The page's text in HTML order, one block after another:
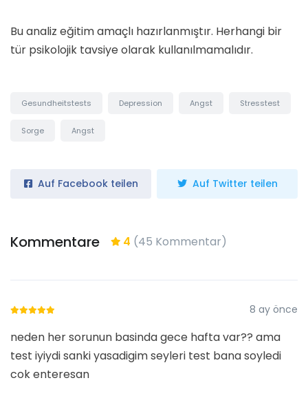
Bu analiz eğitim amaçlı hazırlanmıştır. Herhangi bir
tür psikolojik tavsiye olarak kullanılmamalıdır.
Gesundheitstests Depression Angst Stresstest
Sorge Angst
Auf Facebook teilen Auf Twitter teilen
Kommentare 4 (45 Kommentar)
8 ay önce
neden her sorunun basinda gece hafta var?? ama
test iyiydi sanki yasadigim seyleri test bana soyledi
cok enteresan